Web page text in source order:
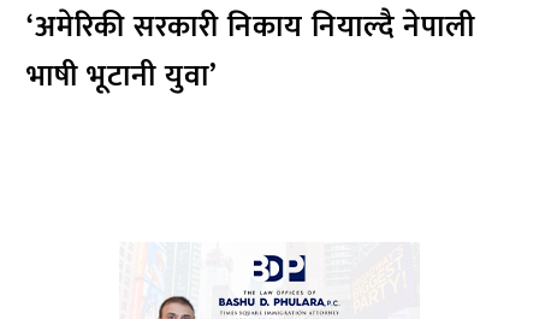
‘अमेरिकी सरकारी निकाय नियाल्दै नेपाली
भाषी भूटानी युवा’